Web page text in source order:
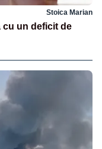
Stoica Marian
cu un deficit de